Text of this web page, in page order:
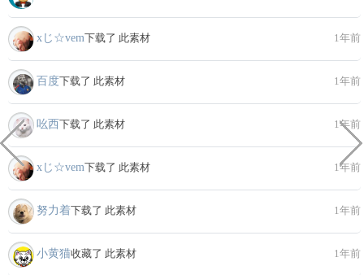
xじ☆vem下载了 此素材 1年前
百度下载了 此素材 1年前
吆西下载了 此素材 1年前
xじ☆vem下载了 此素材 1年前
努力着下载了 此素材 1年前
小黄猫收藏了 此素材 1年前